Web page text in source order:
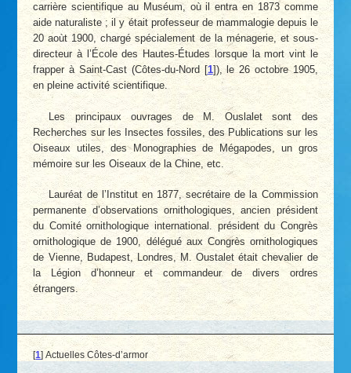
carrière scientifique au Muséum, où il entra en 1873 comme
aide naturaliste ; il y était professeur de mammalogie depuis le
20 aoùt 1900, chargé spécialement de la ménagerie, et sous-
directeur à l’École des Hautes-Études lorsque la mort vint le
frapper à Saint-Cast (Côtes-du-Nord[1]), le 26 octobre 1905,
en pleine activité scientifique.
Les principaux ouvrages de M. Ouslalet sont des
Recherches sur les Insectes fossiles, des Publications sur les
Oiseaux utiles, des Monographies de Mégapodes, un gros
mémoire sur les Oiseaux de la Chine, etc.
Lauréat de l’Institut en 1877, secrétaire de la Commission
permanente d’observations ornithologiques, ancien président
du Comité ornithologique international. président du Congrès
ornithologique de 1900, délégué aux Congrès ornithologiques
de Vienne, Budapest, Londres, M. Oustalet était chevalier de
la Légion d’honneur et commandeur de divers ordres
étrangers.
[1]Actuelles Côtes-d’armor